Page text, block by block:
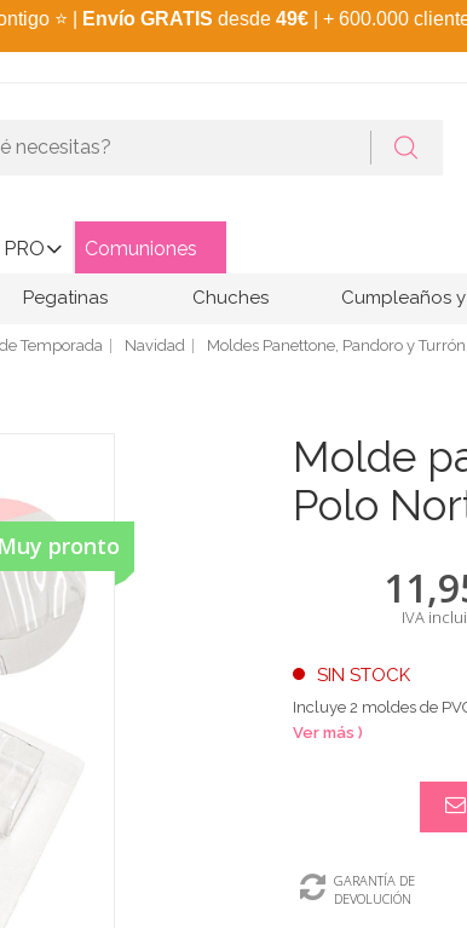
⭐ Envío GRATIS desde 49€ | + 600.000
Comuniones
Pegatinas Chuches Cumpleaños
Temporada Navidad Moldes Panettone, Pandoro y Turrón
Muy pronto
Molde
Polo
IVA
SIN STOCK
Incluye 2 moldes de
Ver más )
GARANTÍA DE
DEVOLUCIÓN